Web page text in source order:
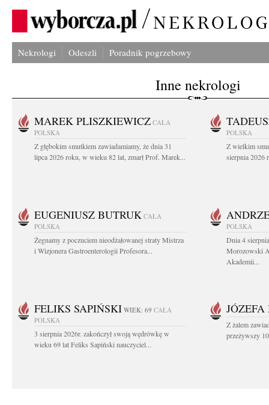
Nekrologi Odeszli Poradnik pogrzebowy
Inne nekrologi
MAREK PLISZKIEWICZ CAŁA
POLSKA
Z głębokim smutkiem zawiadamiamy, że dnia 31
lipca 2026 roku, w wieku 82 lat, zmarł Prof. Marek...
POLSKA
Z wielkim
sierpnia 2026
EUGENIUSZ BUTRUK CAŁA
POLSKA
Żegnamy z poczuciem nieodżałowanej straty Mistrza
i Wizjonera Gastroenterologii Profesora...
POLSKA
Dnia 4
Morozowski
Akademii...
FELIKS SAPIŃSKI WIEK: 69 CAŁA
POLSKA
3 sierpnia 2026r. zakończył swoją wędrówkę w
wieku 69 lat Feliks Sapiński nauczyciel...
Z żalem
przeżywszy